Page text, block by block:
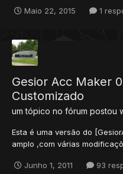
`key` int(10) unsigned NOT
Maio 22, 2015 1
Gesior Acc Maker
Customizado
um tópico no fórum postou
Esta é uma versão do
amplo ,com várias
está começando um
Junho 1, 2011 93